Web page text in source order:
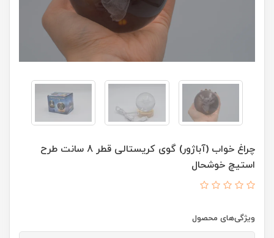
چراغ خواب (آباژور) گوی کریستالی قطر 8 سانت طرح
استیچ خوشحال
ویژگی‌های محصول